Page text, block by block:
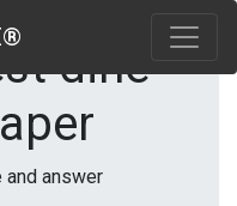
dine
and answer